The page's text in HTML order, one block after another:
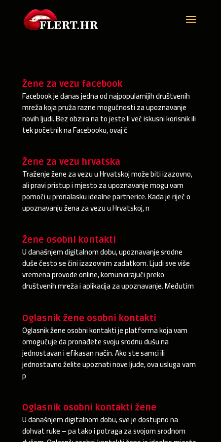
Žene za vezu facebook
Facebook je danas jedna od najpopularnijih društvenih
mreža koja pruža razne mogućnosti za upoznavanje
novih ljudi. Bez obzira na to jeste li već iskusni korisnik ili
tek početnik na Facebooku, ovaj č
Žene za vezu hrvatska
Traženje žene za vezu u Hrvatskoj može biti izazovno,
ali pravi pristup i mjesto za upoznavanje mogu vam
pomoći u pronalasku idealne partnerice. Kada je riječ o
upoznavanju žena za vezu u Hrvatskoj, n
Žene osobni kontakti
U današnjem digitalnom dobu, upoznavanje srodne
duše često se čini izazovnim zadatkom. Ljudi sve više
vremena provode online, komunicirajući preko
društvenih mreža i aplikacija za upoznavanje. Međutim
Oglasnik žene osobni kontakti
Oglasnik žene osobni kontakti je platforma koja vam
omogućuje da pronađete svoju srodnu dušu na
jednostavan i efikasan način. Ako ste samci ili
jednostavno želite upoznati nove ljude, ova usluga vam
p
Oglasnik osobni kontakti žene
U današnjem digitalnom dobu, sve je dostupno na
dohvat ruke – pa tako i potraga za svojom srodnom